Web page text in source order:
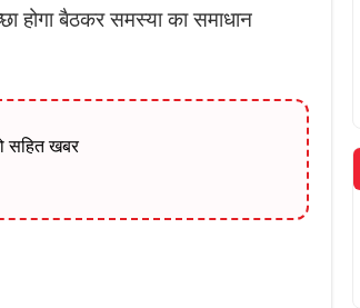
होगा बैठकर समस्या का समाधान
सहित खबर